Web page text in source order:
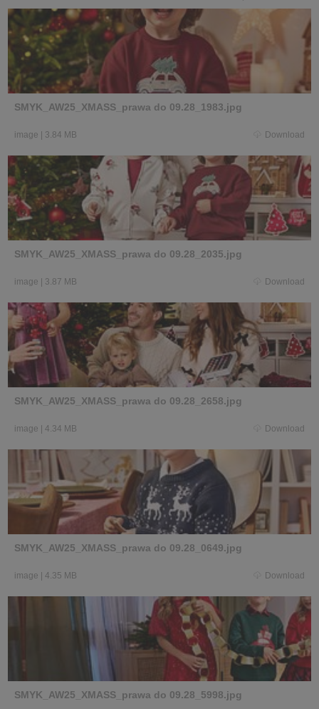
SMYK_AW25_XMASS_prawa do 09.28_1983.jpg
image 3.84 MB Download
SMYK_AW25_XMASS_prawa do 09.28_2035.jpg
image 3.87 MB Download
SMYK_AW25_XMASS_prawa do 09.28_2658.jpg
image 4.34 MB Download
SMYK_AW25_XMASS_prawa do 09.28_0649.jpg
image 4.35 MB Download
SMYK_AW25_XMASS_prawa do 09.28_5998.jpg